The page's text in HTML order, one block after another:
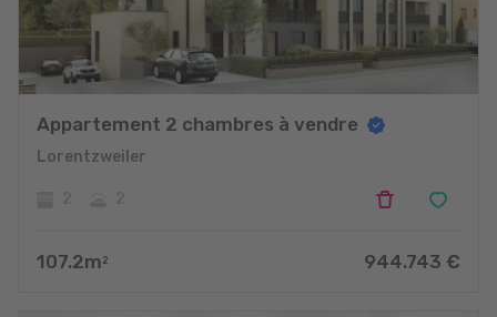
Appartement 2 chambres à vendre
Lorentzweiler
107.2m 2 944.743 €